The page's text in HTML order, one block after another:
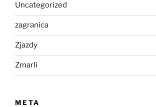
Uncategorized
zagranica
Zjazdy
Zmarli
META